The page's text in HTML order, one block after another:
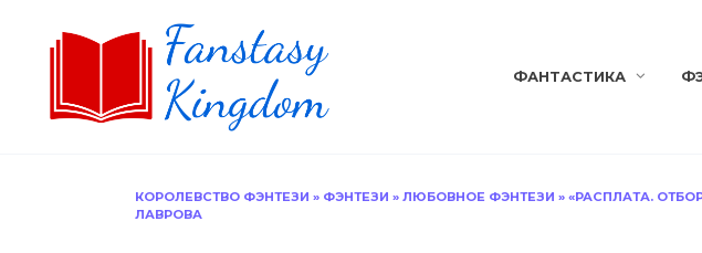
ФАНТАСТИКА
КОРОЛЕВСТВО ФЭНТЕЗИ » ФЭНТЕЗИ » ЛЮБОВНОЕ ФЭНТЕЗИ » «РАСПЛАТА.
ЛАВРОВА